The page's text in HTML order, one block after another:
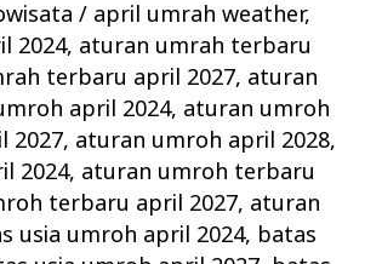
/ april umrah weather,
2024, aturan umrah terbaru
terbaru april 2027, aturan
april 2024, aturan umroh
2027, aturan umroh april 2028,
2024, aturan umroh terbaru
terbaru april 2027, aturan
usia umroh april 2024, batas